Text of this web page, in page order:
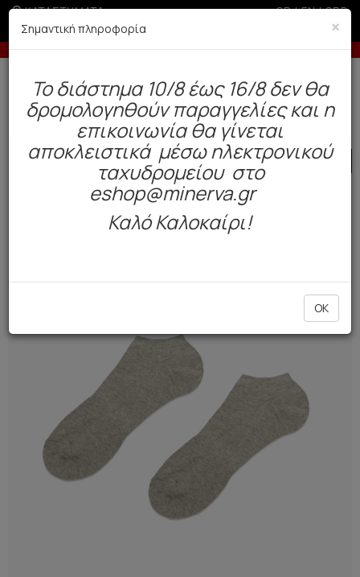
ΚΑΤΑΣΤΗΜΑΤΑ GR|EN|SRB
-10% σε παραγγελίες άνω των 200€
Δωρεάν αποστολή άνω των 49€. Παράδοση σε 3-5 εργάσιμες.
Ανδρας Κάλτσες Καλοκαίρι
SALE
×
Σημαντική πληροφορία
To διάστημα 10/8 έως 16/8 δεν θα
δρομολογηθούν παραγγελίες και η
επικοινωνία θα γίνεται
αποκλειστικά μέσω ηλεκτρονικού
ταχυδρομείου στο
eshop@minerva.gr
Καλό Καλοκαίρι!
OK